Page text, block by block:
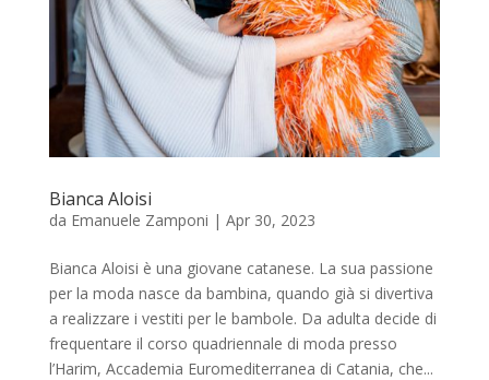
studio
Sostenitori
Atelier
Fund raising
Bianca Aloisi
da Emanuele Zamponi | Apr 30, 2023
Bianca Aloisi è una giovane catanese. La sua passione
per la moda nasce da bambina, quando già si divertiva
a realizzare i vestiti per le bambole. Da adulta decide di
frequentare il corso quadriennale di moda presso
l’Harim, Accademia Euromediterranea di Catania, che...